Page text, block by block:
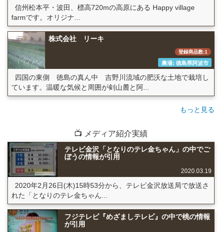
信州松本平・波田、標高720mの高原にある Happy village
farmです。オリジナ...
株式会社 リーキ
登録商品数:1
農場: 徳島県阿波市
四国の東側 徳島の真ん中 吉野川流域の肥沃な土地で栽培し
ています。温暖な気候と周囲が剣山麓と阿...
もっと見る
📺 メディア紹介実績
テレビ金沢「となりのテレ金ちゃん」の中でご
ぼうの情報が引用
2020.03.19
2020年2月26日(木)15時53分から、テレビ金沢放送局で放送さ
れた「となりのテレ金ちゃん...
フジテレビ『めざましテレビ』の中で桃の情報
が引用